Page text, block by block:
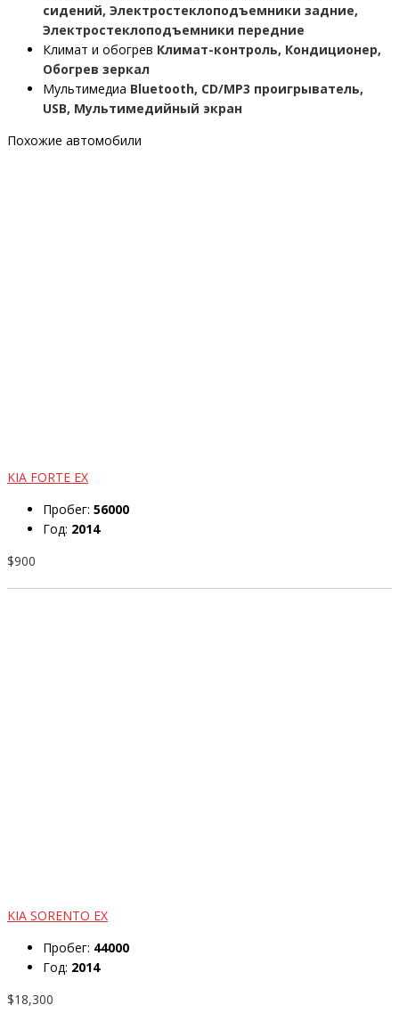
сидений, Электростеклоподъемники задние,
Электростеклоподъемники передние
Климат и обогрев Климат-контроль, Кондиционер,
Обогрев зеркал
Мультимедиа Bluetooth, CD/MP3 проигрыватель,
USB, Мультимедийный экран
Похожие автомобили
KIA FORTE EX
Пробег: 56000
Год: 2014
$900
KIA SORENTO EX
Пробег: 44000
Год: 2014
$18,300